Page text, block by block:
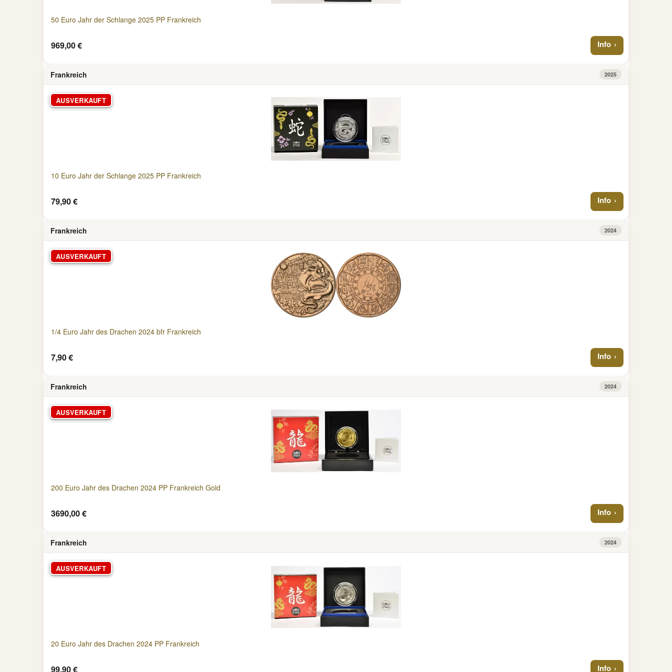
50 Euro Jahr der Schlange 2025 PP Frankreich
969,00 € Info
Frankreich 2025
AUSVERKAUFT
10 Euro Jahr der Schlange 2025 PP Frankreich
79,90 € Info
Frankreich 2024
AUSVERKAUFT
1/4 Euro Jahr des Drachen 2024 bfr Frankreich
7,90 € Info
Frankreich 2024
AUSVERKAUFT
200 Euro Jahr des Drachen 2024 PP Frankreich Gold
3690,00 € Info
Frankreich 2024
AUSVERKAUFT
20 Euro Jahr des Drachen 2024 PP Frankreich
99,90 € Info